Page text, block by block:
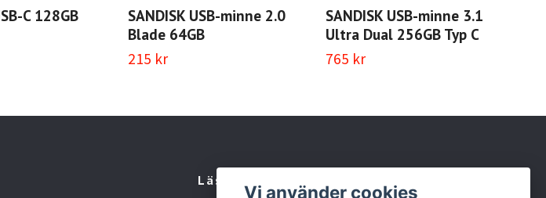
C 128GB
SANDISK USB-minne 2.0
Blade 64GB
215 kr
SANDISK USB-minne 3.1
Ultra Dual 256GB Typ C
765 kr
Läs mer
Vi använder cookies